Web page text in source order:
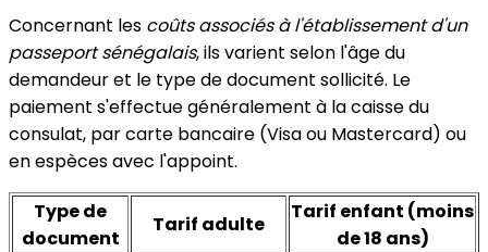
Concernant les coûts associés à l'établissement d'un
passeport sénégalais, ils varient selon l'âge du
demandeur et le type de document sollicité. Le
paiement s'effectue généralement à la caisse du
consulat, par carte bancaire (Visa ou Mastercard) ou
en espèces avec l'appoint.
Type de
document
Tarif adulte
Tarif enfant (moins
de 18 ans)